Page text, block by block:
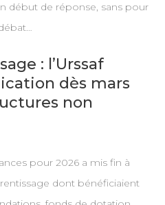
début de réponse, sans pour
: l’Urssaf
dès mars
non
pour 2026 a mis fin à
dont bénéficiaient